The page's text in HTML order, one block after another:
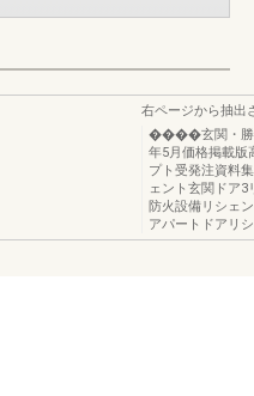
右ページから抽出
����玄関・勝
年5月価格掲載
プト受発注資料
ェント玄関ドア
防火設備リシェ
アパートドアリ